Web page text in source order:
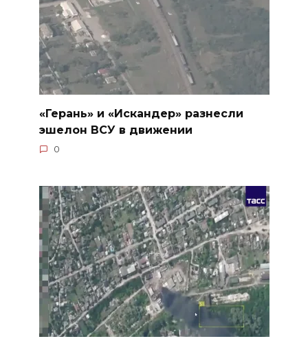
«Герань» и «Искандер» разнесли
эшелон ВСУ в движении
0